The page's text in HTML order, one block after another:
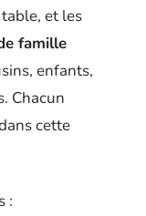
et les
famille
enfants,
Chacun
cette
: